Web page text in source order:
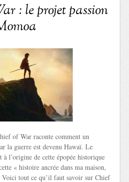
: le projet passion
of War raconte comment un
la guerre est devenu Hawaï. Le
à l’origine de cette épopée historique
« histoire ancrée dans ma maison,
tout ce qu’il faut savoir sur Chief